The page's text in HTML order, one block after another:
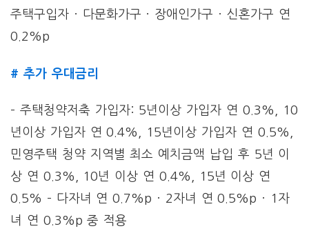
주택구입자 · 다문화가구 · 장애인가구 · 신혼가구 연
0.2%p
# 추가 우대금리
– 주택청약저축 가입자: 5년이상 가입자 연 0.3%, 10
년이상 가입자 연 0.4%, 15년이상 가입자 연 0.5%,
민영주택 청약 지역별 최소 예치금액 납입 후 5년 이
상 연 0.3%, 10년 이상 연 0.4%, 15년 이상 연
0.5% – 다자녀 연 0.7%p · 2자녀 연 0.5%p · 1자
녀 연 0.3%p 중 적용